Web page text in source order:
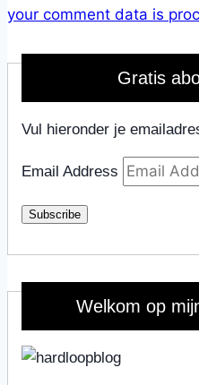
your comment data is
Gratis
Vul hieronder je
Email Address
Subscribe
Welkom op